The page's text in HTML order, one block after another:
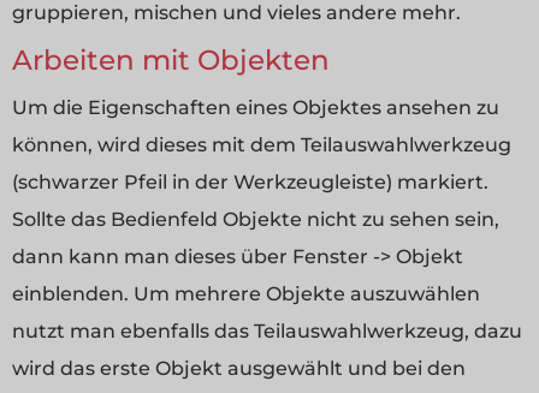
gruppieren, mischen und vieles andere mehr.
Arbeiten mit Objekten
Um die Eigenschaften eines Objektes ansehen zu
können, wird dieses mit dem Teilauswahlwerkzeug
(schwarzer Pfeil in der Werkzeugleiste) markiert.
Sollte das Bedienfeld Objekte nicht zu sehen sein,
dann kann man dieses über Fenster -> Objekt
einblenden. Um mehrere Objekte auszuwählen
nutzt man ebenfalls das Teilauswahlwerkzeug, dazu
wird das erste Objekt ausgewählt und bei den